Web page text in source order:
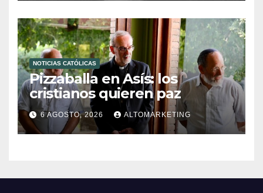
NOTICIAS CATÓLICAS
Pizzaballa en Asís: los
cristianos quieren paz
6 AGOSTO, 2026 ALTOMARKETING